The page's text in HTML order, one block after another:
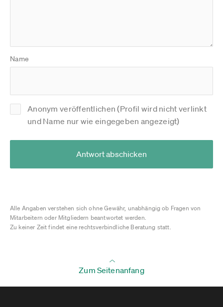
Name
Anonym veröffentlichen (Profil wird nicht verlinkt
und Name nur wie eingegeben angezeigt)
Antwort abschicken
Alle Angaben verstehen sich ohne Gewähr, unabhängig ob Fragen von
Mitarbeitern oder Mitgliedern beantwortet werden.
Zu keiner Zeit findet eine rechtsverbindliche Beratung statt.
Zum Seitenanfang